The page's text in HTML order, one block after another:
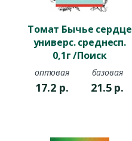
Томат Бычье сердце
универс. среднесп.
0,1г /Поиск
оптовая
17.2 р.
базовая
21.5 р.